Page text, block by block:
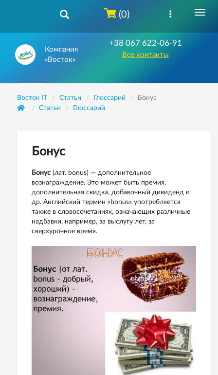
Компания
«Восток»
+38 067 622-06-91
Все контакты
(0)
Восток IT Статьи Глоссарий
Бонус
Статьи
Глоссарий
Бонус
Бонус (лат. bonus) — дополнительное
вознаграждение. Это может быть премия,
дополнительная скидка, добавочный дивиденд и
др. Английский термин «bonus» употребляется
также в словосочетаниях, означающих различные
надбавки, например, за выслугу лет, за
сверхурочное время.